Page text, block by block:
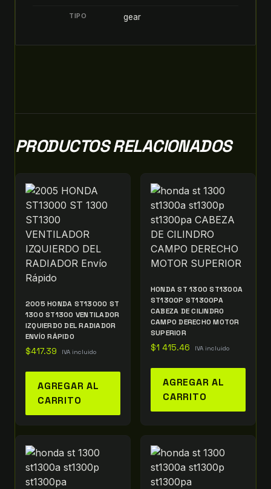
TIPO gear
PRODUCTOS RELACIONADOS
2005 HONDA ST13000 ST
1300 ST1300 VENTILADOR
IZQUIERDO DEL RADIADOR
ENVÍO RÁPIDO
$417.39 IVA incluido
AGREGAR AL
CARRITO
HONDA ST 1300 ST1300A
ST1300P ST1300PA
CABEZA DE CILINDRO
CAMPO DERECHO MOTOR
SUPERIOR
$1 415.46 IVA incluido
AGREGAR AL
CARRITO